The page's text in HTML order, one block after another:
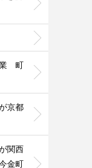
業 町
京都
関西
金町